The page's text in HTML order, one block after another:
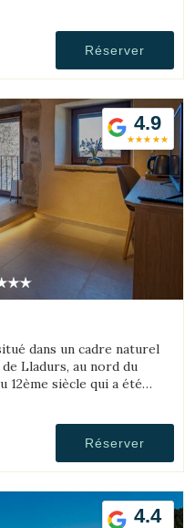
Réserver
4.9
dans un cadre naturel
Lladurs, au nord du
12ème siècle qui a été
et élégante du
Réserver
4.4